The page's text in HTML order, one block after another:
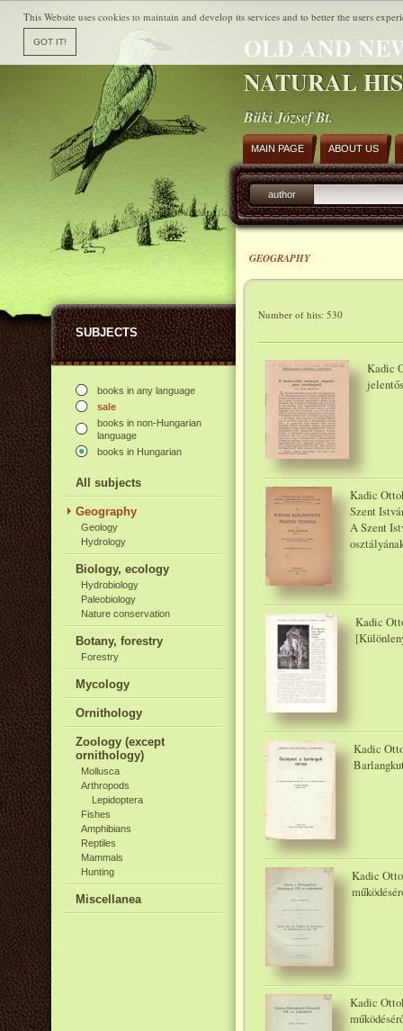
OLD AND
NATURAL
Büki József Bt.
SUBJECTS
books in any language
sale
books in non-Hungarian
language
books in Hungarian
All subjects
Geography
Geology
Hydrology
Biology, ecology
Hydrobiology
Paleobiology
Nature conservation
Botany, forestry
Forestry
Mycology
Ornithology
Zoology (except
ornithology)
Mollusca
Arthropods
Lepidoptera
Fishes
Amphibians
Reptiles
Mammals
Hunting
Miscellanea
MAIN PAGE ABOUT US
author
GEOGRAPHY
Number of hits: 530
Kadic
Kadic
Szent
A Szent
Kadic
Kadic
Kadic
Kadic
This Website uses cookies to maintain and develop its services and to better the users